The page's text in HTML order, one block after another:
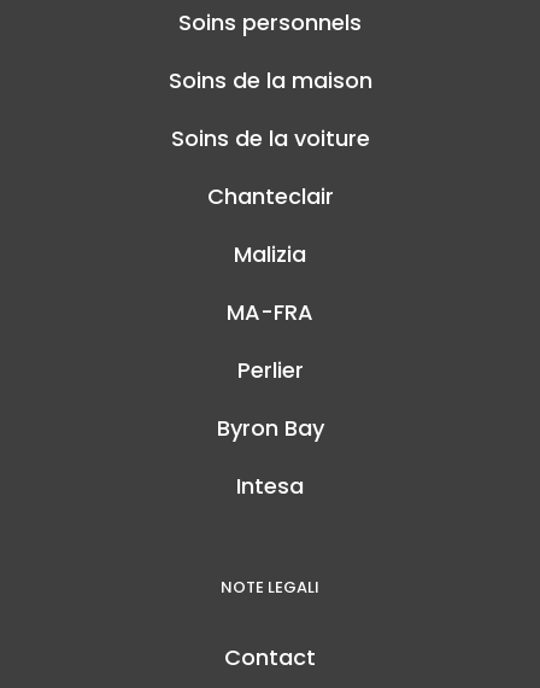
Soins personnels
Soins de la maison
Soins de la voiture
Chanteclair
Malizia
MA-FRA
Perlier
Byron Bay
Intesa
NOTE LEGALI
Contact